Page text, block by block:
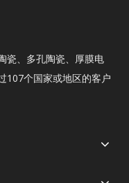
瓷、多孔陶瓷、厚膜电
107个国家或地区的客户